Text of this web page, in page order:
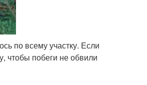
по всему участку. Если
чтобы побеги не обвили